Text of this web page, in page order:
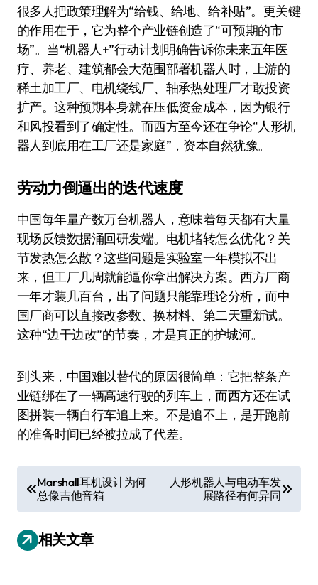
很多人把政策理解为“给钱、给地、给补贴”。更关键
的作用在于，它为整个产业链创造了“可预期的市
场”。当“机器人+”行动计划明确告诉你未来五年医
疗、养老、建筑都会大范围部署机器人时，上游的
稀土加工厂、电机绕线厂、轴承热处理厂才敢投资
扩产。这种预期本身就在压低资金成本，因为银行
和风投看到了确定性。而西方至今还在争论“人形机
器人到底用在工厂还是家庭”，资本自然犹豫。
劳动力倒逼出的迭代速度
中国每年量产数万台机器人，意味着每天都有大量
现场反馈数据涌回研发端。电机堵转怎么优化？关
节发热怎么散？这些问题是实验室一年模拟不出
来，但工厂几周就能逼你拿出解决方案。西方厂商
一年才装几百台，出了问题只能靠理论分析，而中
国厂商可以直接改参数、换材料、第二天重新试。
这种“边干边改”的节奏，才是真正的护城河。
到头来，中国难以替代的原因很简单：它把整条产
业链绑在了一辆高速行驶的列车上，而西方还在试
图拼装一辆自行车追上来。不是追不上，是开跑前
的准备时间已经被拉成了代差。
章
导
航
Marshall耳机设计为何
总像吉他音箱
人形机器人与电动车发
展路径有何异同
相关文章